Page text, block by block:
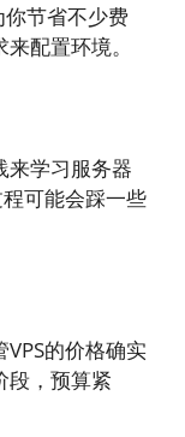
节省不少费
配置环境。
来学习服务器
可能会踩一些
的价格确实
段，预算紧